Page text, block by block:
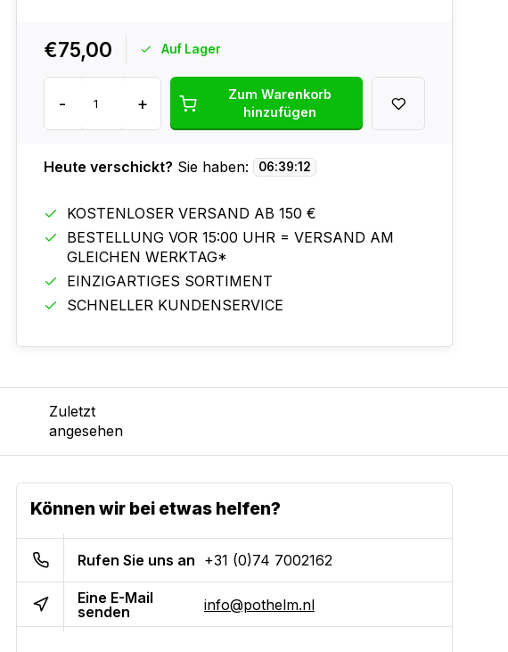
€75,00 Auf Lager
- +
Zum Warenkorb
hinzufügen
Heute verschickt? Sie haben: 06:39:11
KOSTENLOSER VERSAND AB 150 €
BESTELLUNG VOR 15:00 UHR = VERSAND AM
GLEICHEN WERKTAG*
EINZIGARTIGES SORTIMENT
SCHNELLER KUNDENSERVICE
Zuletzt
angesehen
Können wir bei etwas helfen?
Rufen Sie uns an +31 (0)74 7002162
Eine E-Mail
senden
info@pothelm.nl